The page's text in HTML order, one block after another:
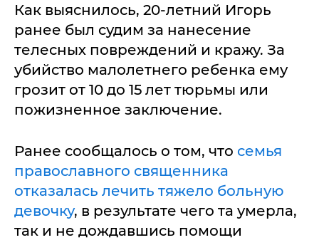
Как выяснилось, 20-летний Игорь
ранее был судим за нанесение
телесных повреждений и кражу. За
убийство малолетнего ребенка ему
грозит от 10 до 15 лет тюрьмы или
пожизненное заключение.
Ранее сообщалось о том, что семья
православного священника
отказалась лечить тяжело больную
девочку, в результате чего та умерла,
так и не дождавшись помощи